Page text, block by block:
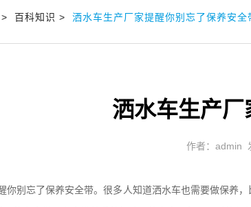
百科知识 > 洒水车生产厂家提醒你别忘了保养安全
洒水车生产
作者：admin
你别忘了保养安全带。很多人知道洒水车也需要做保养